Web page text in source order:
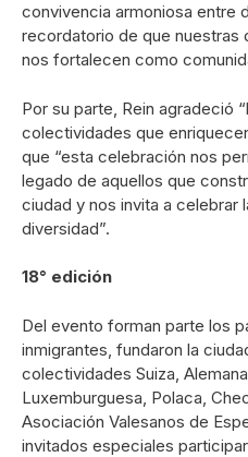
convivencia armoniosa entre
recordatorio de que nuestras
nos fortalecen como
Por su parte, Rein agradeció
colectividades que
que “esta celebración nos
legado de aquellos que
ciudad y nos invita a celebrar
diversidad”.
18° edición
Del evento forman parte los
inmigrantes, fundaron la
colectividades Suiza,
Luxemburguesa, Polaca,
Asociación Valesanos de
invitados especiales